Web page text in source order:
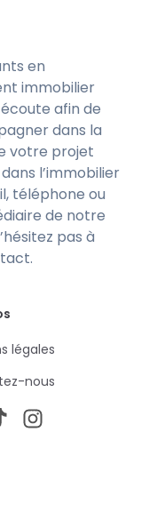
en
immobilier
afin de
dans la
votre projet
l’immobilier
téléphone ou
de notre
pas à
légales
nous